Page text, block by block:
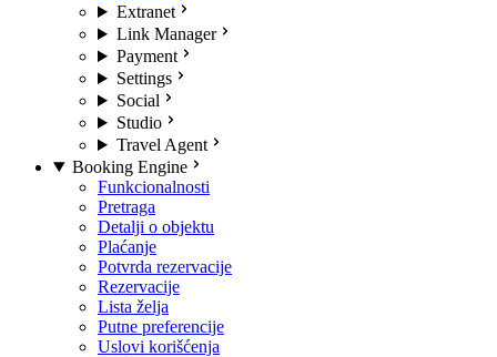
Extranet
Link Manager
Payment
Settings
Social
Studio
Travel Agent
Booking Engine
Funkcionalnosti
Pretraga
Detalji o objektu
Plaćanje
Potvrda rezervacije
Rezervacije
Lista želja
Putne preferencije
Uslovi korišćenja